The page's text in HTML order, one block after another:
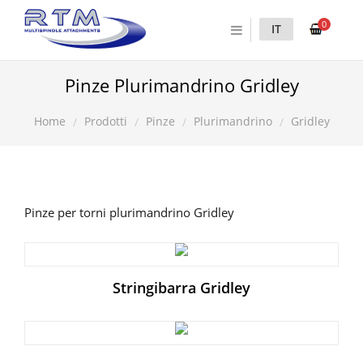
0
IT
Pinze Plurimandrino Gridley
Home Prodotti Pinze Plurimandrino Gridley
Pinze per torni plurimandrino Gridley
Stringibarra Gridley